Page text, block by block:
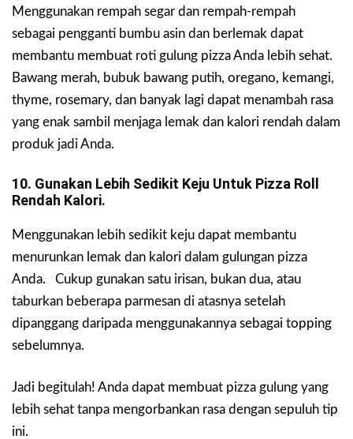
Menggunakan rempah segar dan rempah-rempah
sebagai pengganti bumbu asin dan berlemak dapat
membantu membuat roti gulung pizza Anda lebih sehat.
Bawang merah, bubuk bawang putih, oregano, kemangi,
thyme, rosemary, dan banyak lagi dapat menambah rasa
yang enak sambil menjaga lemak dan kalori rendah dalam
produk jadi Anda.
10. Gunakan Lebih Sedikit Keju Untuk Pizza Roll
Rendah Kalori.
Menggunakan lebih sedikit keju dapat membantu
menurunkan lemak dan kalori dalam gulungan pizza
Anda. Cukup gunakan satu irisan, bukan dua, atau
taburkan beberapa parmesan di atasnya setelah
dipanggang daripada menggunakannya sebagai topping
sebelumnya.
Jadi begitulah! Anda dapat membuat pizza gulung yang
lebih sehat tanpa mengorbankan rasa dengan sepuluh tip
ini.